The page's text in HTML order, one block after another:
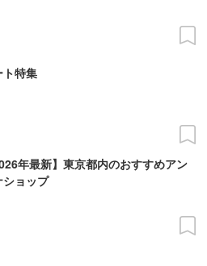
ト特集
年最新】東京都内のおすすめアン
ショップ